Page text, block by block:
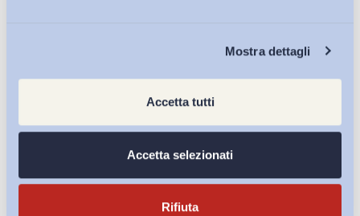
Mostra dettagli
Accetta tutti
Accetta selezionati
Rifiuta